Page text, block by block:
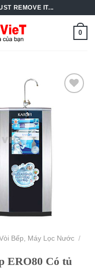
REMOVE IT...
0
Bếp, Máy Lọc Nước /
ERO80 Có tủ